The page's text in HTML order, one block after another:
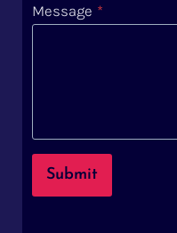
Message *
Submit